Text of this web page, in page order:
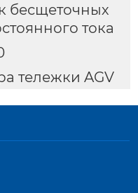
бесщеточных
тока
тележки AGV